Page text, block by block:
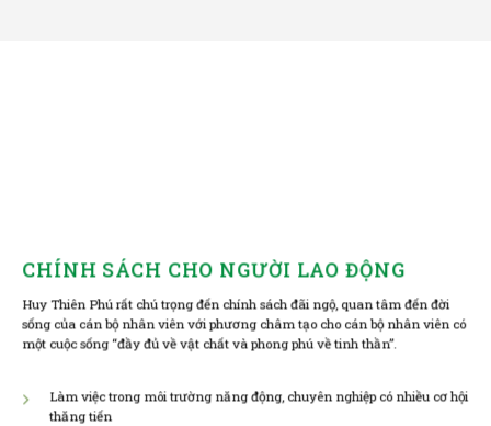
CHÍNH SÁCH CHO NGƯỜI LAO ĐỘNG
Huy Thiên Phú rất chú trọng đến chính sách đãi ngộ, quan tâm đến đời
sống của cán bộ nhân viên với phương châm tạo cho cán bộ nhân viên có
một cuộc sống “đầy đủ về vật chất và phong phú về tinh thần”.
Làm việc trong môi trường năng động, chuyên nghiệp có nhiều cơ hội
thăng tiến